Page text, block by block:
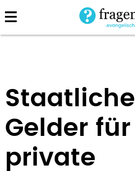
Direkt
zum
Staatliche
Gelder für
private